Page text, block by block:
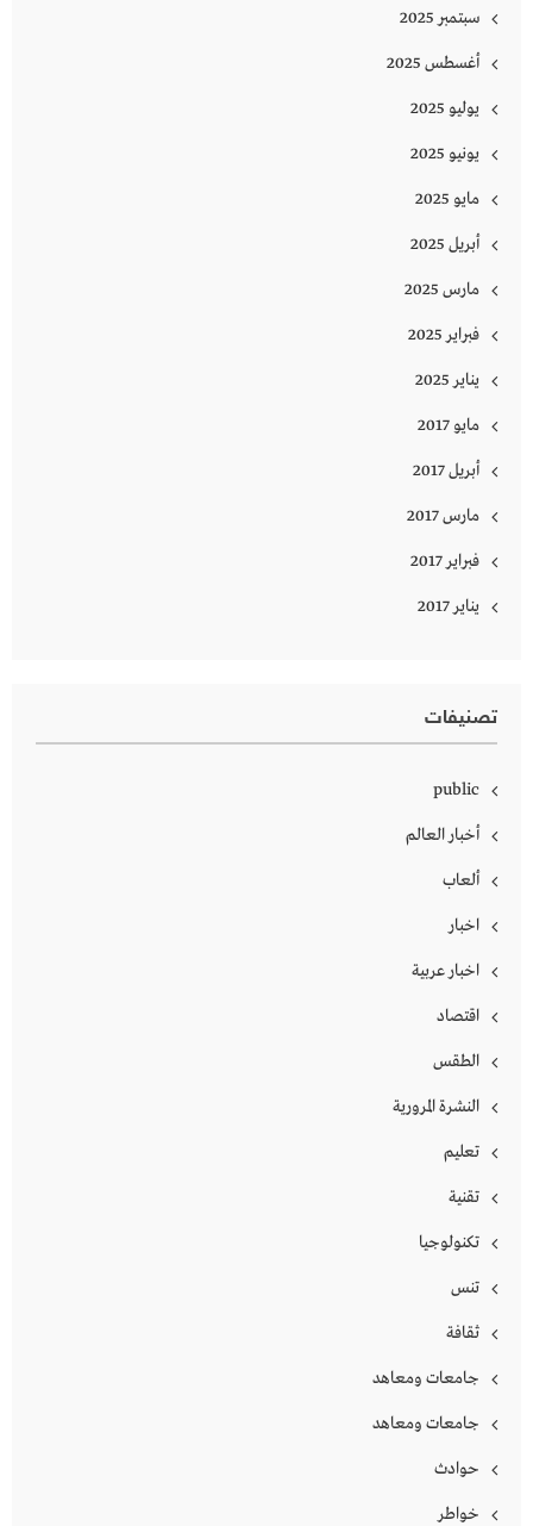
سبتمبر 2025
أغسطس 2025
يوليو 2025
يونيو 2025
مايو 2025
أبريل 2025
مارس 2025
فبراير 2025
يناير 2025
مايو 2017
أبريل 2017
مارس 2017
فبراير 2017
يناير 2017
تصنيفات
public
أخبار العالم
ألعاب
اخبار
اخبار عربية
اقتصاد
الطقس
النشرة المرورية
تعليم
تقنية
تكنولوجيا
تنس
ثقافة
جامعات ومعاهد
جامعات ومعاهد
حوادث
خواطر